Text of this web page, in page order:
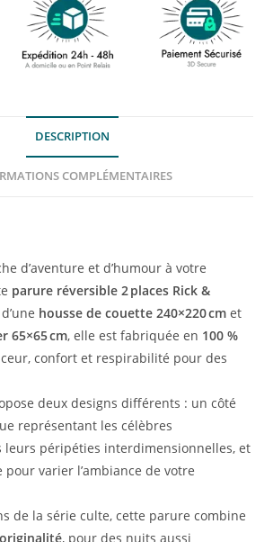
DESCRIPTION
COMPLÉMENTAIRES
d’aventure et d’humour à votre
parure réversible 2 places Rick &
housse de couette 240×220 cm et
65×65 cm, elle est fabriquée en 100 %
confort et respirabilité pour des
deux designs différents : un côté
représentant les célèbres
leurs péripéties interdimensionnelles, et
varier l’ambiance de votre
de la série culte, cette parure combine
, pour des nuits aussi